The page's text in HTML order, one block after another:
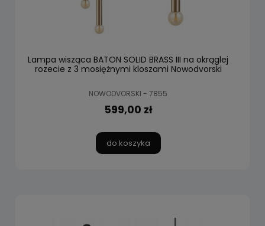
Lampa wisząca BATON SOLID BRASS III na okrąglej
rozecie z 3 mosiężnymi kloszami Nowodvorski
NOWODVORSKI - 7855
599,00 zł
do koszyka